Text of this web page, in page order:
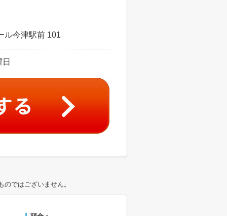
ル今津駅前 101
ではございません。